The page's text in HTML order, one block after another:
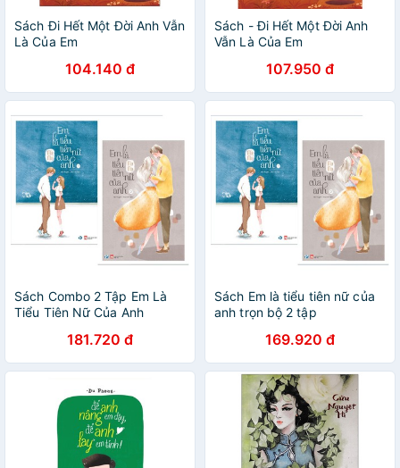
Sách Đi Hết Một Đời Anh Vẫn
Là Của Em
104.140 đ
Sách - Đi Hết Một Đời Anh
Vẫn Là Của Em
107.950 đ
Sách Combo 2 Tập Em Là
Tiểu Tiên Nữ Của Anh
181.720 đ
Sách Em là tiểu tiên nữ của
anh trọn bộ 2 tập
169.920 đ